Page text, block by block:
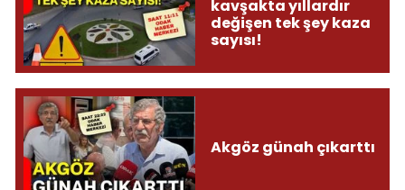
kavşakta yıllardır
değişen tek şey kaza
sayısı!
Akgöz günah çıkarttı